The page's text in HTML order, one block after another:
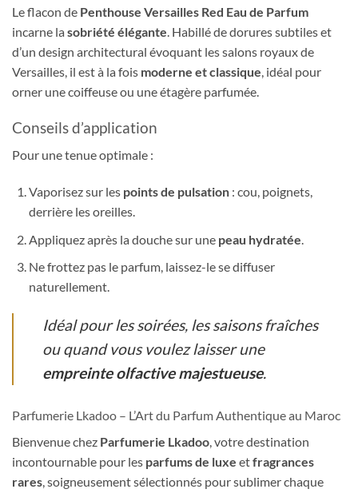
Le flacon de Penthouse Versailles Red Eau de Parfum
incarne la sobriété élégante. Habillé de dorures subtiles et
d’un design architectural évoquant les salons royaux de
Versailles, il est à la fois moderne et classique, idéal pour
orner une coiffeuse ou une étagère parfumée.
Conseils d’application
Pour une tenue optimale :
Vaporisez sur les points de pulsation: cou, poignets,
derrière les oreilles.
Appliquez après la douche sur une peau hydratée
Ne frottez pas le parfum, laissez-le se diffuser
naturellement.
Idéal pour les soirées, les saisons fraîches
ou quand vous voulez laisser une
empreinte olfactive majestueuse.
Parfumerie Lkadoo – L’Art du Parfum Authentique au Maroc
Bienvenue chez Parfumerie Lkadoo, votre destination
incontournable pour les parfums de luxe etfragrances
rares, soigneusement sélectionnés pour sublimer chaque